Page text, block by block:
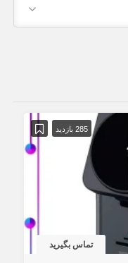
285 بازدید
تماس بگیرید